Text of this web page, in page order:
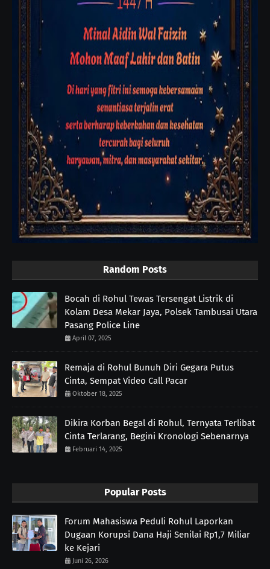
Random Posts
Bocah di Rohul Tewas Tersengat Listrik di
Kolam Desa Mekar Jaya, Polsek Tambusai Utara
Pasang Police Line
April 07, 2025
Remaja di Rohul Bunuh Diri Gegara Putus
Cinta, Sempat Video Call Pacar
Oktober 18, 2025
Dikira Korban Begal di Rohul, Ternyata Terlibat
Cinta Terlarang, Begini Kronologi Sebenarnya
Februari 14, 2025
Popular Posts
Forum Mahasiswa Peduli Rohul Laporkan
Dugaan Korupsi Dana Haji Senilai Rp1,7 Miliar
ke Kejari
Juni 26, 2026